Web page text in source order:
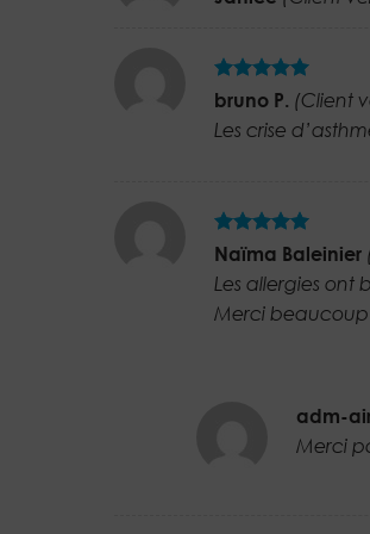
Note5 sur
bruno P. (Client
Les crise
Note5sur
Naïma Baleinier
Les allergies ont
Merci beaucoup
adm-
Merci